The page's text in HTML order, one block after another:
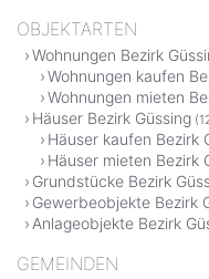
OBJEKTARTEN
Wohnungen Bezirk
Wohnungen kaufen
Wohnungen mieten
Häuser Bezirk Güssing
Häuser kaufen Bezirk
Häuser mieten Bezirk
Grundstücke Bezirk
Gewerbeobjekte Bezirk
Anlageobjekte Bezirk
GEMEINDEN